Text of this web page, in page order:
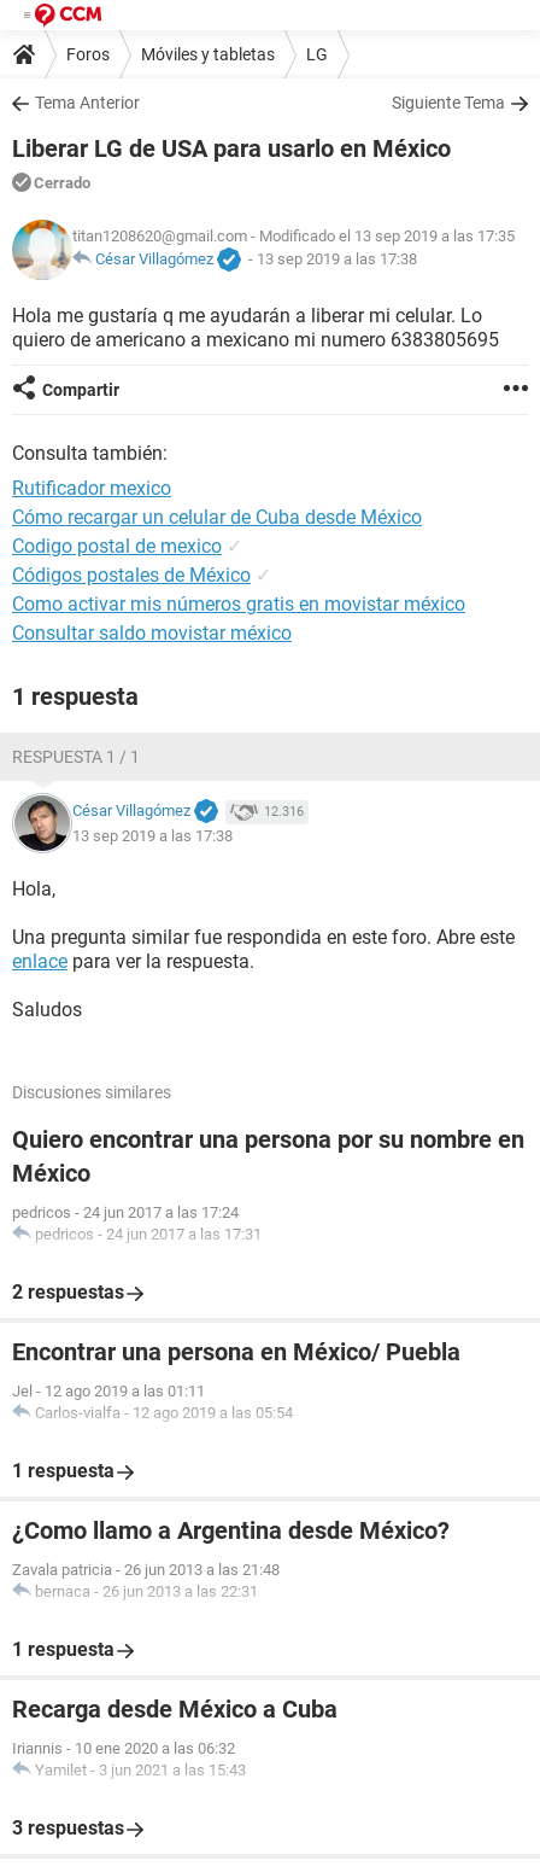
Foros Móviles y tabletas LG
Tema Anterior Siguiente Tema
Liberar LG de USA para usarlo en México
Cerrado
titan1208620@gmail.com - Modificado el 13 sep 2019 a las 17:35
César Villagómez
- 13 sep 2019 a las 17:38
Hola me gustaría q me ayudarán a liberar mi celular. Lo
quiero de americano a mexicano mi numero 6383805695
Compartir
Consulta también:
Rutificador mexico
Cómo recargar un celular de Cuba desde México
Codigo postal de mexico ✓
Códigos postales de México ✓
Como activar mis números gratis en movistar méxico
Consultar saldo movistar méxico
1 respuesta
RESPUESTA 1 / 1
César Villagómez 12.316
13 sep 2019 a las 17:38
Hola,
Una pregunta similar fue respondida en este foro. Abre este
enlace para ver la respuesta.
Saludos
Discusiones similares
Quiero encontrar una persona por su nombre en
México
pedricos - 24 jun 2017 a las 17:24
pedricos - 24 jun 2017 a las 17:31
2 respuestas
Encontrar una persona en México/ Puebla
Jel - 12 ago 2019 a las 01:11
Carlos-vialfa - 12 ago 2019 a las 05:54
1 respuesta
¿Como llamo a Argentina desde México?
Zavala patricia - 26 jun 2013 a las 21:48
bernaca - 26 jun 2013 a las 22:31
1 respuesta
Recarga desde México a Cuba
Iriannis - 10 ene 2020 a las 06:32
Yamilet - 3 jun 2021 a las 15:43
3 respuestas